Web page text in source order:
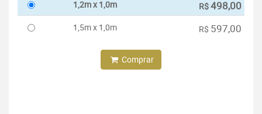
1,2m x 1,0m R$498,00
1,5m x 1,0m R$ 597,00
Comprar